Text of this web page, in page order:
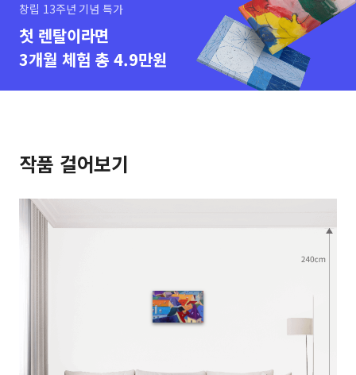
창립 13주년 기념 특가
첫 렌탈이라면
3개월 체험 총 4.9만원
작품 걸어보기